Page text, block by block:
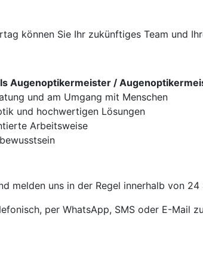
können Sie Ihr zukünftiges Team und
Augenoptikermeister /
und am Umgang mit Menschen
und hochwertigen Lösungen
Arbeitsweise
melden uns in der Regel innerhalb von
per WhatsApp, SMS oder E-Mail